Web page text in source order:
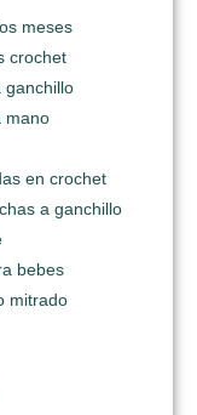
meses
crochet
ganchillo
mano
en crochet
a ganchillo
bebes
mitrado